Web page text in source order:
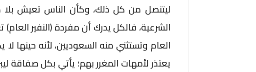
ليتنصل من كل ذلك، وكأن الناس تعيش بلا
الشرعية، فالكل يدرك أن مفردة (النفير العام)
العام وتستثني منه السعوديين، لأنه حينها
يعتذر لأمهات المغرر بهم؛ يأتي بكل صفاقة